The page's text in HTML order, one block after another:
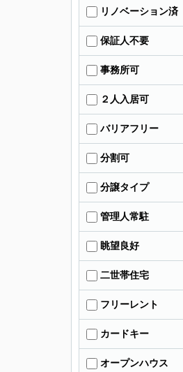
リノベーション済
保証人不要
事務所可
２人入居可
バリアフリー
分割可
分譲タイプ
管理人常駐
眺望良好
二世帯住宅
フリーレント
カードキー
オープンハウス